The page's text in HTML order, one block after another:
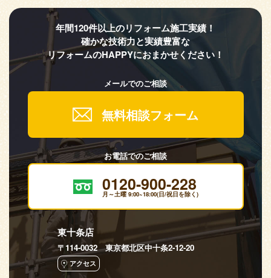
年間120件以上のリフォーム施工実績！
確かな技術力と実績豊富な
リフォームのHAPPYにおまかせください！
メールでのご相談
無料相談フォーム
お電話でのご相談
0120-900-228
月～土曜 9:00~18:00(日/祝日を除く)
東十条店
〒114-0032 東京都北区中十条2-12-20
アクセス